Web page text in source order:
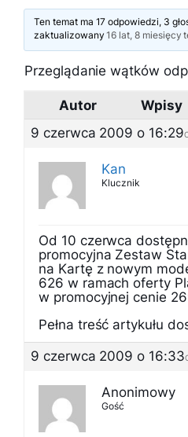
Ten temat ma 17 odpowiedzi, 3
zaktualizowany16 lat, 8 miesięcy
Przeglądanie wątków
Autor
Wpisy
9 czerwca 2009 o 16:29
Kan
Klucznik
Od 10 czerwca
promocyjna Zestaw
na Kartę z nowym
626 w ramach oferty
w promocyjnej cenie
Pełna treść artykułu
9 czerwca 2009 o 16:33
Anonimowy
Gość